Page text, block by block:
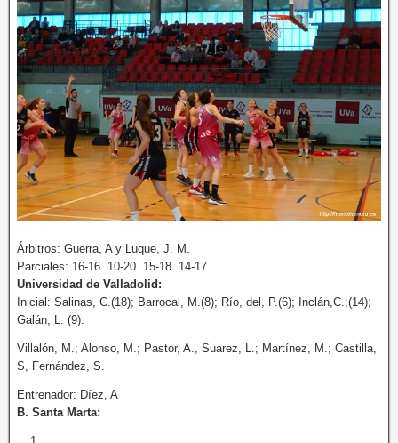
Árbitros: Guerra, A y Luque, J. M.
Parciales: 16-16. 10-20. 15-18. 14-17
Universidad de Valladolid:
Inicial: Salinas, C.(18); Barrocal, M.(8); Río, del, P.(6); Inclán,C.;(14);
Galán, L. (9).
Villalón, M.; Alonso, M.; Pastor, A., Suarez, L.; Martínez, M.; Castilla,
S, Fernández, S.
Entrenador: Díez, A
B. Santa Marta: